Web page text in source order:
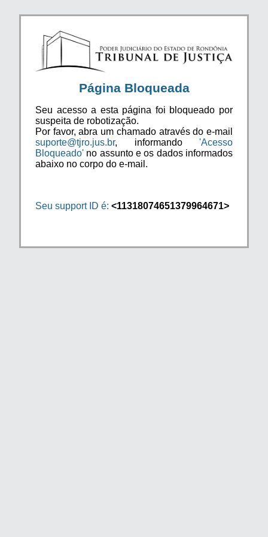
Página Bloqueada
Seu acesso a esta página foi bloqueado por
suspeita de robotização.
Por favor, abra um chamado através do e-mail
suporte@tjro.jus.br, informando 'Acesso
Bloqueado' no assunto e os dados informados
abaixo no corpo do e-mail.
Seu support ID é: <11318074651379964671>